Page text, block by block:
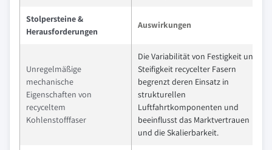
Stolpersteine &
Herausforderungen
Auswirkungen
Unregelmäßige
mechanische
Eigenschaften von
recyceltem
Kohlenstofffaser
Die Variabilität von Festigkeit und
Steifigkeit recycelter Fasern
begrenzt deren Einsatz in
strukturellen
Luftfahrtkomponenten und
beeinflusst das Marktvertrauen
und die Skalierbarkeit.